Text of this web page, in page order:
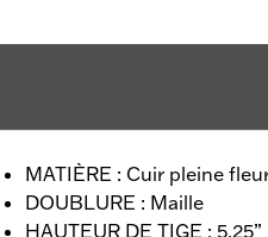
MATIÈRE : Cuir pleine
DOUBLURE : Maille
HAUTEUR DE TIGE :